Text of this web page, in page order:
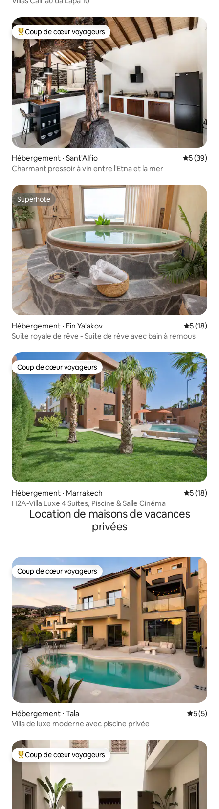
Coups de cœur voyageurs les plus appréciés
Coup de cœur voyageurs
Hébergement ⋅ Sant'Alfio
5 (39)
Charmant pressoir à vin entre l'Etna et la mer
Superhôte
Superhôte
Hébergement ⋅ Ein Ya'akov
5 (18)
Suite royale de rêve - Suite de rêve avec bain à remous
Coup de cœur voyageurs
Coup de cœur voyageurs
Hébergement ⋅ Marrakech
5 (18)
H2A-Villa Luxe 4 Suites, Piscine & Salle Cinéma
Location de maisons de vacances
privées
Coup de cœur voyageurs
Coup de cœur voyageurs
Hébergement ⋅ Tala
5 (5)
Villa de luxe moderne avec piscine privée
Coups de cœur voyageurs les plus appréciés
Coup de cœur voyageurs